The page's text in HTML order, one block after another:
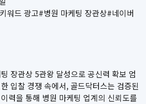
워드 광고#병원 마케팅 장관상#네이버
장관상 5관왕 달성으로 공신력 확보 엄
입찰 경쟁 속에서, 골드닥터스는 검증된
력을 통해 병원 마케팅 업계의 신뢰도를